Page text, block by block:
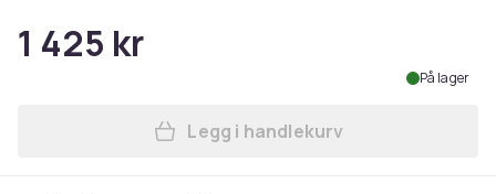
1 425 kr
På lager
Legg Kamerastativ til bil
Legg i handlekurv